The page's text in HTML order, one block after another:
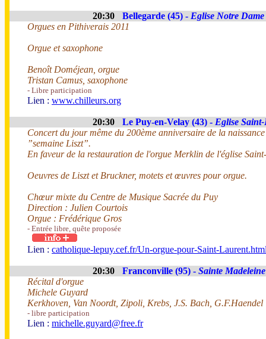
20:30 Bellegarde (45) - Eglise Notre Dame
Orgues en Pithiverais 2011
Orgue et saxophone
Benoît Doméjean, orgue
Tristan Camus, saxophone
- Libre participation
Lien : www.chilleurs.org
20:30 Le Puy-en-Velay (43) - Eglise
Concert du jour même du 200ème anniversaire de la
”semaine Liszt”.
En faveur de la restauration de l'orgue Merklin de l'église
Oeuvres de Liszt et Bruckner, motets et œuvres pour orgue.
Chœur mixte du Centre de Musique Sacrée du Puy
Direction : Julien Courtois
Orgue : Frédérique Gros
- Entrée libre, quête proposée
Lien : catholique-lepuy.cef.fr/Un-orgue-pour-Saint-
20:30 Franconville (95) - Sainte Madeleine
Récital d'orgue
Michele Guyard
Kerkhoven, Van Noordt, Zipoli, Krebs, J.S. Bach, G.F.Haendel
- libre participation
Lien : michelle.guyard@free.fr